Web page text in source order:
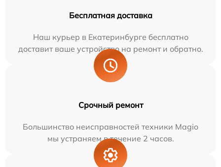
Бесплатная доставка
Наш курьер в Екатеринбурге бесплатно
доставит ваше устройство на ремонт и обратно.
Срочный ремонт
Большинство неисправностей техники Magio
мы устраняем в течение 2 часов.